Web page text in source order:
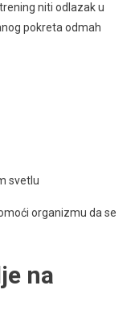
niti odlazak u
pokreta odmah
svetlu
organizmu da se
na